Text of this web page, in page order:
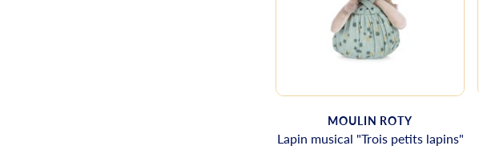
MOULIN ROTY
Lapin musical "Trois petits lapins"